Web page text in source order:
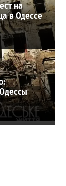
на
в Одессе